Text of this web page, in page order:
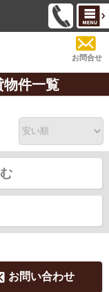
お問合せ
物件一覧
お問い合わせ